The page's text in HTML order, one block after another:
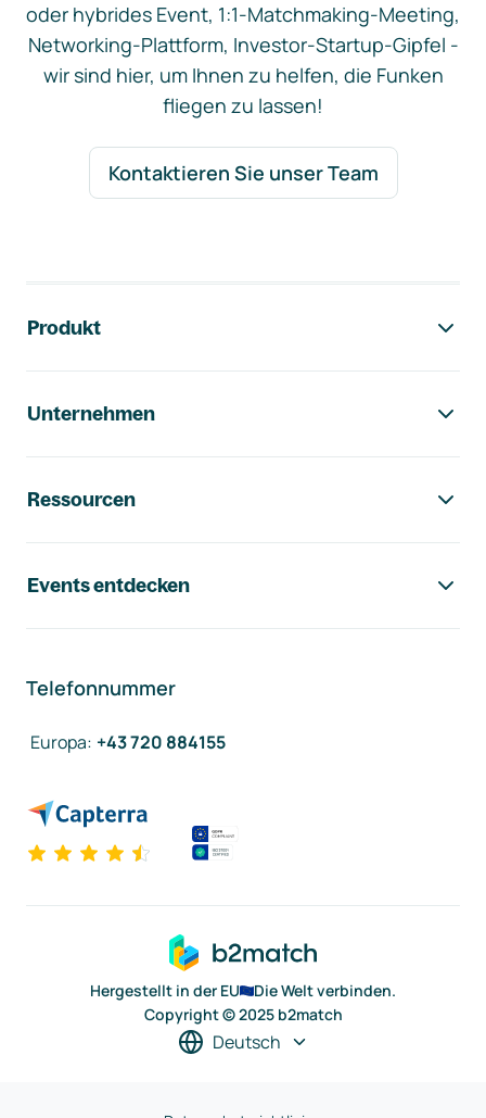
oder hybrides Event, 1:1-Matchmaking-Meeting,
Networking-Plattform, Investor-Startup-Gipfel -
wir sind hier, um Ihnen zu helfen, die Funken
fliegen zu lassen!
Kontaktieren Sie unser Team
Produkt
Unternehmen
Ressourcen
Events entdecken
Telefonnummer
Europa: +43 720 884155
Hergestellt in der EU
Die Welt verbinden.
Copyright © 2025 b2match
Deutsch